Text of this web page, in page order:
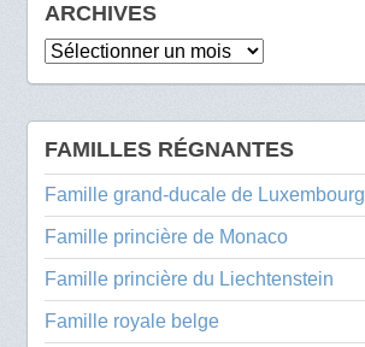
ARCHIVES
Archives
FAMILLES RÉGNANTES
Famille grand-ducale de Luxembourg
Famille princière de Monaco
Famille princière du Liechtenstein
Famille royale belge